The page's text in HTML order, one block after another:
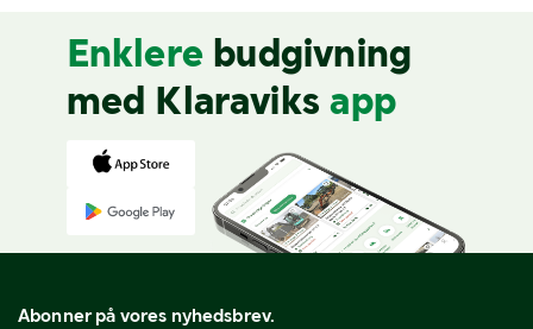
Enklere budgivning
med Klaraviks app
Abonner på vores nyhedsbrev.